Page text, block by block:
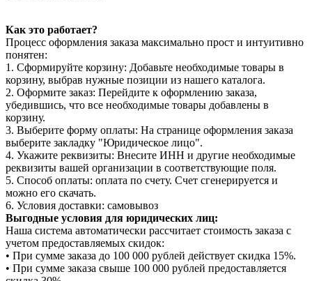
Как это работает?
Процесс оформления заказа максимально прост и интуитивно
понятен:
1. Сформируйте корзину: Добавьте необходимые товары в
корзину, выбрав нужные позиции из нашего каталога.
2. Оформите заказ: Перейдите к оформлению заказа,
убедившись, что все необходимые товары добавлены в
корзину.
3. Выберите форму оплаты: На странице оформления заказа
выберите закладку "Юридическое лицо".
4. Укажите реквизиты: Внесите ИНН и другие необходимые
реквизиты вашей организации в соответствующие поля.
5. Способ оплаты: оплата по счету. Счет сгенерируется и
можно его скачать.
6. Условия доставки: самовывоз
Выгодные условия для юридических лиц:
Наша система автоматически рассчитает стоимость заказа с
учетом предоставляемых скидок:
• При сумме заказа до 100 000 рублей действует скидка 15%.
• При сумме заказа свыше 100 000 рублей предоставляется